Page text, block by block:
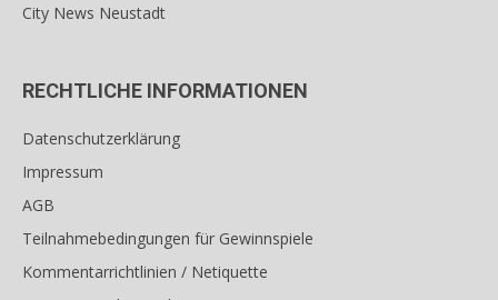
City News Neustadt
RECHTLICHE INFORMATIONEN
Datenschutzerklärung
Impressum
AGB
Teilnahmebedingungen für Gewinnspiele
Kommentarrichtlinien / Netiquette